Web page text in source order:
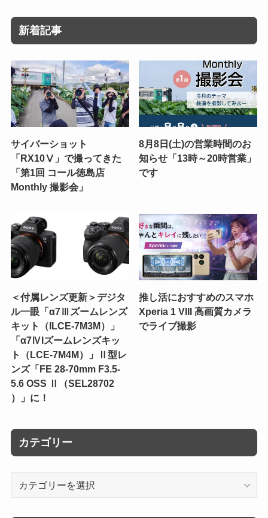
新着記事
サイバーショット
「RX10Ⅴ」で撮ってきた
「第1回 コール徳島店
Monthly 撮影会」
8月8日(土)の営業時間のお
知らせ「13時～20時営業」
です
＜付属レンズ更新＞デジタ
ル一眼「α7Ⅲズームレンズ
キット（ILCE-7M3M）」
「α7ⅣIズームレンズキッ
ト（LCE-7M4M）」Ⅱ型レ
ンズ「FE 28-70mm F3.5-
5.6 OSS Ⅱ（SEL28702
）」に！
推し活におすすめのスマホ
Xperia 1 VIII 高画質カメラ
でライブ撮影
カテゴリー